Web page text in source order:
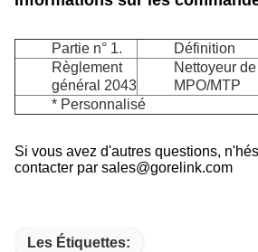
Partie n° 1.
Définition
Règlement
général 2043
Nettoyeur
MPO/MTP
* Personnalisé
Si vous avez d'autres questions,
contacter par sales@gorelink.com
Les Étiquettes: